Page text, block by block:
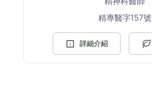
精專醫字157號
詳細介紹